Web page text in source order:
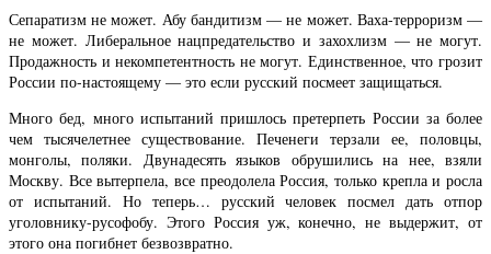
Сепаратизм не может. Абу бандитизм — не может. Ваха-терроризм —
не может. Либеральное нацпредательство и захохлизм — не могут.
Продажность и некомпетентность не могут. Единственное, что грозит
России по-настоящему — это если русский посмеет защищаться.
Много бед, много испытаний пришлось претерпеть России за более
чем тысячелетнее существование. Печенеги терзали ее, половцы,
монголы, поляки. Двунадесять языков обрушились на нее, взяли
Москву. Все вытерпела, все преодолела Россия, только крепла и росла
от испытаний. Но теперь… русский человек посмел дать отпор
уголовнику-русофобу. Этого Россия уж, конечно, не выдержит, от
этого она погибнет безвозвратно.